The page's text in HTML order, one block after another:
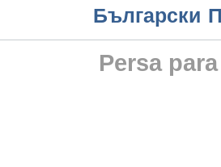
Български
Persa